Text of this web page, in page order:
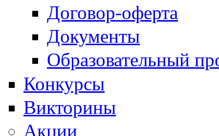
Договор-оферта
Документы
Образовательный
Конкурсы
Викторины
Акции